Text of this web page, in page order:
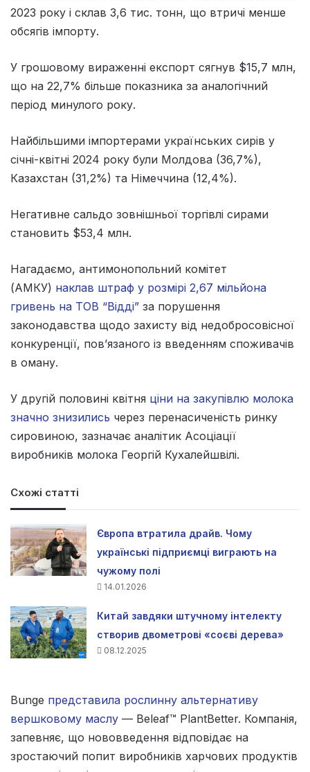
2023 року і склав 3,6 тис. тонн, що втричі менше
обсягів імпорту.
У грошовому вираженні експорт сягнув $15,7 млн,
що на 22,7% більше показника за аналогічний
період минулого року.
Найбільшими імпортерами українських сирів у
січні-квітні 2024 року були Молдова (36,7%),
Казахстан (31,2%) та Німеччина (12,4%).
Негативне сальдо зовнішньої торгівлі сирами
становить $53,4 млн.
Нагадаємо, антимонопольний комітет
(АМКУ) наклав штраф у розмірі 2,67 мільйона
гривень на ТОВ “Відді” за порушення
законодавства щодо захисту від недобросовісної
конкуренції, пов’язаного із введенням споживачів
в оману.
У другій половині квітня ціни на закупівлю молока
значно знизились через перенасиченість ринку
сировиною, зазначає аналітик Асоціації
виробників молока Георгій Кухалейшвілі.
Схожі статті
Європа втратила драйв. Чому
українські підприємці виграють на
чужому полі
14.01.2026
Китай завдяки штучному інтелекту
створив двометрові «соєві дерева»
08.12.2025
Bunge представила рослинну альтернативу
вершковому маслу — Beleaf™ PlantBetter. Компанія,
запевняє, що нововведення відповідає на
зростаючий попит виробників харчових продуктів